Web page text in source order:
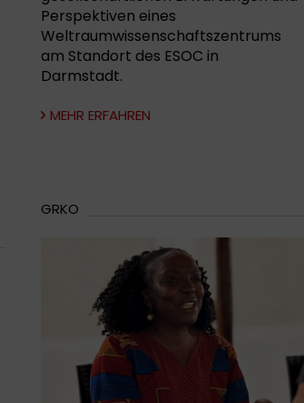
Perspektiven eines
Weltraumwissenschaftszentrums
am Standort des ESOC in
Darmstadt.
MEHR ERFAHREN
GRKO